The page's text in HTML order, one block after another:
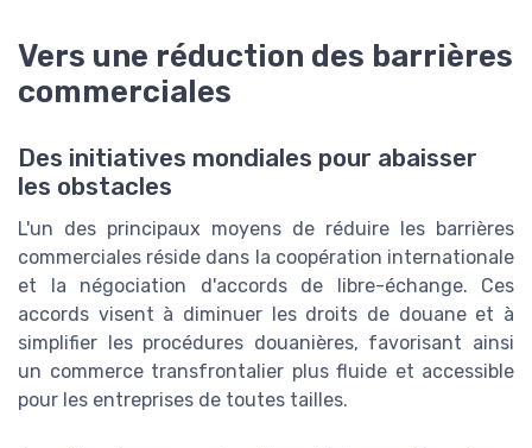
Vers une réduction des barrières
commerciales
Des initiatives mondiales pour abaisser
les obstacles
L'un des principaux moyens de réduire les barrières
commerciales réside dans la coopération internationale
et la négociation d'accords de libre-échange. Ces
accords visent à diminuer les droits de douane et à
simplifier les procédures douanières, favorisant ainsi
un commerce transfrontalier plus fluide et accessible
pour les entreprises de toutes tailles.